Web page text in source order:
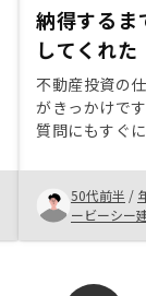
納得するま
してくれた
不動産投資の
がきっかけで
質問にもすぐ
件や管理費等
で決めました。
50代前半 /
ービーシー